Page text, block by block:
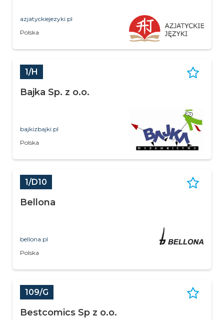
azjatyckiejezyki.pl
Polska
1/H
Bajka Sp. z o.o.
bajkizbajki.pl
Polska
1/D10
Bellona
bellona.pl
Polska
109/G
Bestcomics Sp z o.o.